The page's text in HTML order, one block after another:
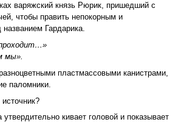
варяжский князь Рюрик, пришедший с
чтобы править непокорным и
Гардарика.
мы».
пластмассовыми канистрами,
паломники.
кивает головой и показывает